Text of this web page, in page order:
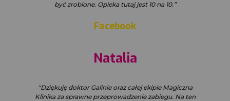
być zrobione. Opieka tutaj jest 10 na 10.”
Facebook
Natalia
"Dziękuję doktor Galinie oraz całej ekipie Magiczna
Klinika za sprawne przeprowadzenie zabiegu. Na ten